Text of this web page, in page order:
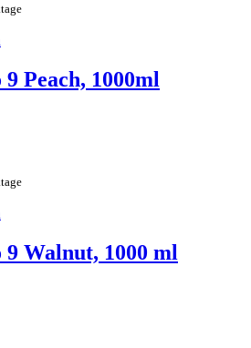
Peach, 1000ml
Walnut, 1000 ml